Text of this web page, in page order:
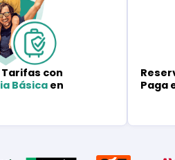
con
Básicaen
Paga